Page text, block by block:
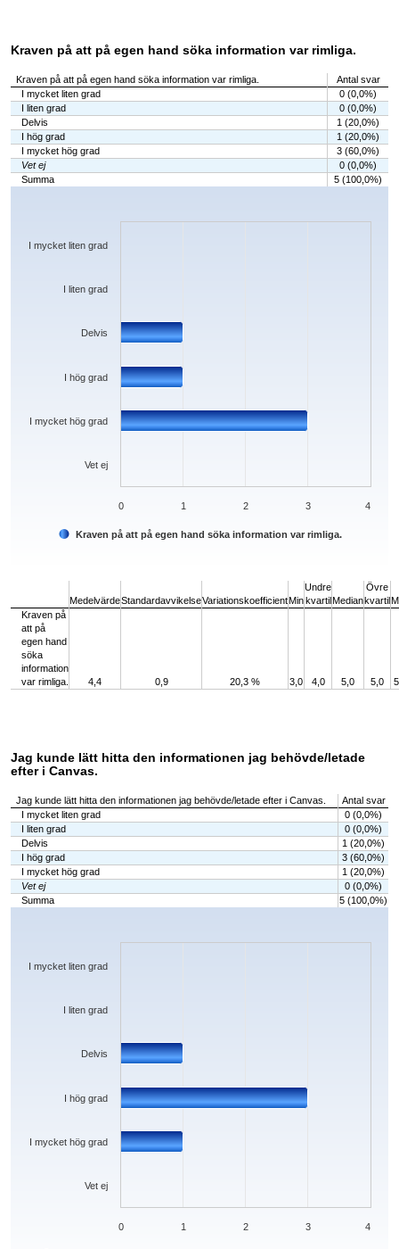
Kraven på att på egen hand söka information var rimliga.
Kraven på att på egen hand söka information var rimliga.
Antal svar
I mycket liten grad
0 (0,0%)
I liten grad
0 (0,0%)
Delvis
1 (20,0%)
I hög grad
1 (20,0%)
I mycket hög grad
3 (60,0%)
Vet ej
0 (0,0%)
Summa
5 (100,0%)
Chart
The chart has 1 X axis displaying categories.
Kraven på att på egen hand söka information var rimliga.
Vet ej
I mycket hög grad
I hög grad
Delvis
I liten grad
I mycket liten grad
0 1 2 3 4
MedelvärdeStandardavvikelseVariationskoefficientMin
Undre
kvartilMedian
Övre
kvartil
Kraven på
att på
egen hand
söka
information
var rimliga.
4,4 0,9 20,3 % 3,0 4,0 5,0 5,0
Jag kunde lätt hitta den informationen jag behövde/letade
efter i Canvas.
Jag kunde lätt hitta den informationen jag behövde/letade efter i Canvas.
Antal svar
I mycket liten grad
0 (0,0%)
I liten grad
0 (0,0%)
Delvis
1 (20,0%)
I hög grad
3 (60,0%)
I mycket hög grad
1 (20,0%)
Vet ej
0 (0,0%)
Summa
5 (100,0%)
Chart
The chart has 1 X axis displaying categories.
Vet ej
I mycket hög grad
I hög grad
Delvis
I liten grad
I mycket liten grad
0 1 2 3 4